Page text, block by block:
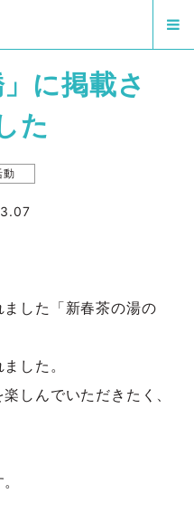
に掲載さ
た
動
した「新春茶の湯の
した。
しんでいただきたく、